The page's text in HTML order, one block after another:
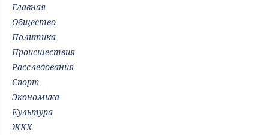
Главная
Общество
Политика
Происшествия
Расследования
Спорт
Экономика
Культура
ЖКХ